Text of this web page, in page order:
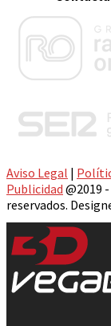
Aviso Legal |
Publicidad @2019
reservados.